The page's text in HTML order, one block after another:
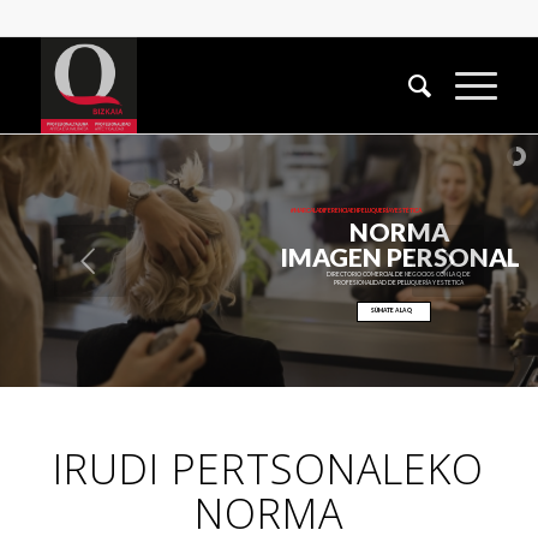
NORMA
IMAGEN PERSONAL
#MARCALADIFERENCIAENPELUQUERÍAYESTÉTICA
DIRECTORIO COMERCIAL DE NEGOCIOS CON LA Q DE
PROFESIONALIDAD DE PELUQUERÍA Y ESTETICA
SÚMATE A LA Q
IRUDI PERTSONALEKO
NORMA